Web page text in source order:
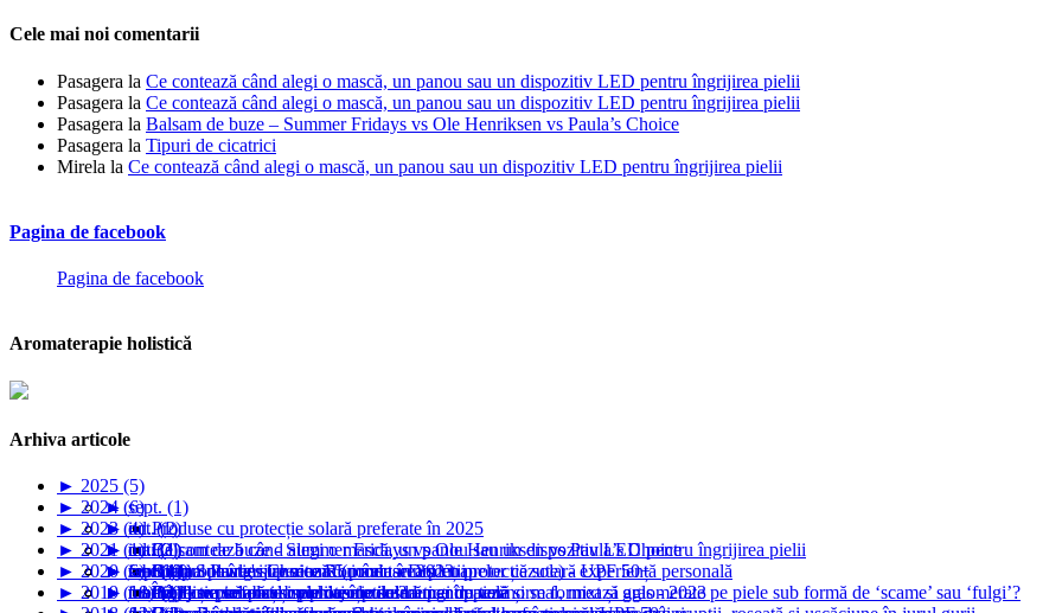
Cele mai noi comentarii
Pasagera la Ce contează când alegi o mască, un panou sau un dispozitiv LED pentru îngrijirea pielii
Pasagera la Ce contează când alegi o mască, un panou sau un dispozitiv LED pentru îngrijirea pielii
Pasagera la Balsam de buze – Summer Fridays vs Ole Henriksen vs Paula’s Choice
Pasagera la Tipuri de cicatrici
Mirela la Ce contează când alegi o mască, un panou sau un dispozitiv LED pentru îngrijirea pielii
Pagina de facebook
Pagina de facebook
Aromaterapie holistică
Arhiva articole
► 2025 (5)
► sept. (1)
Produse cu protecție solară preferate în 2025
► iul. (1)
Balsam de buze - Summer Fridays vs Ole Henriksen vs Paula’s Choice
► mai (1)
Soari Sunwear lansează 5 produse noi cu protecție solară UPF 50+
► feb. (1)
De ce nu se absorb produsele cosmetice în piele și se formează aglomerate pe piele sub formă de ‘scame’ sau ‘fulgi’?
► ian. (1)
► 2024 (6)
► oct. (2)
Ce contează când alegi o mască, un panou sau un dispozitiv LED pentru îngrijirea pielii
Blefaroplastie superioară (corectarea pleoapelor căzute) - experiență personală
► iul. (2)
Grupul Paula's Choice România - Discuții
Protecție solară și machiaj în zilele lungi de vară
► mart. (1)
Când expiră produsele cosmetice?
► feb. (1)
► 2023 (4)
► oct. (1)
Rutina de îngrijire a tenului meu în 2023
► sept. (2)
Produse preferate cu protecție solară pentru ten normal, mixt și gras - 2023
► mart. (1)
► 2021 (1)
► ian. (1)
Îngrijirea tenului și pielii corpului la menopauză
► 2020 (6)
► mart. (2)
► 2019 (18)